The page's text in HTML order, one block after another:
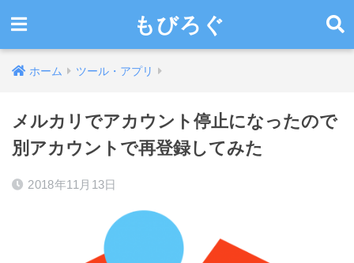
もびろぐ
ホーム ツール・アプリ
メルカリでアカウント停止になったので
別アカウントで再登録してみた
2018年11月13日